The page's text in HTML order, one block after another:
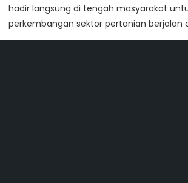
hadir langsung di tengah masyarakat
perkembangan sektor pertanian berjalan